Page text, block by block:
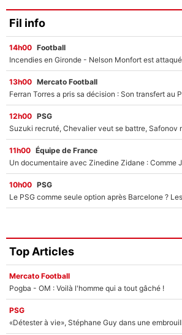
Fil info
14h00 Football
13h00 Mercato Football
12h00 PSG
11h00 Équipe de France
10h00 PSG
Top Articles
Mercato Football
Pogba - OM : Voilà l'homme qui a tout gâché !
PSG
«Détester à vie», Stéphane Guy dans une